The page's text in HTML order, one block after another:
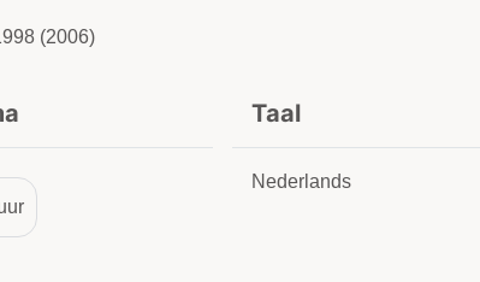
(2006)
Taal
Nederlands